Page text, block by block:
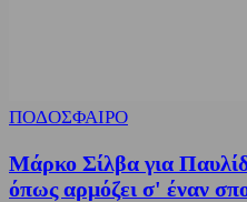
ΠΟΔΟΣΦΑΙΡΟ
Μάρκο Σίλβα για
όπως αρμόζει σ' έναν